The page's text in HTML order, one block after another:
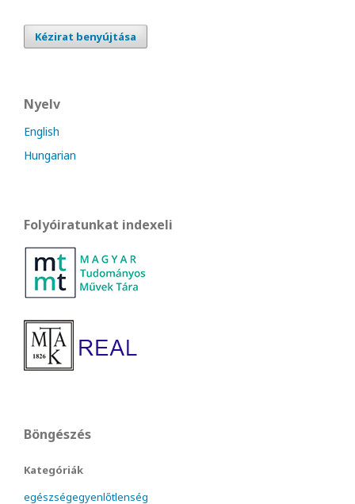
Kézirat benyújtása
Nyelv
English
Hungarian
Folyóiratunkat indexeli
Böngészés
Kategóriák
egészségegyenlőtlenség